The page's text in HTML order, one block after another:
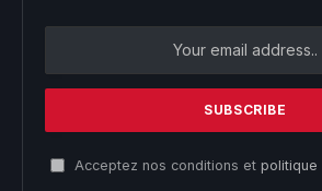
Acceptez nos conditions et politique